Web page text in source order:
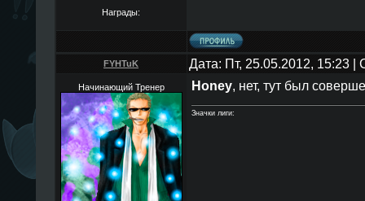
Награды:
FYHTuK Дата: Пт, 25.05.2012, 15:23
Начинающий Тренер Honey, нет, тут был
Значки лиги: